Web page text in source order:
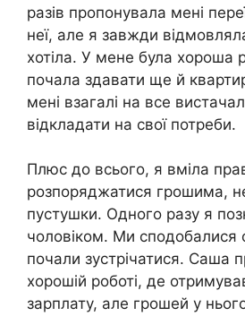
разів пропонувала мені
неї, але я завжди
хотіла. У мене була хороша
почала здавати ще й
мені взагалі на все
відкладати на свої потреби.
Плюс до всього, я вміла
розпоряджатися грошима,
пустушки. Одного разу я
чоловіком. Ми сподобалися
почали зустрічатися. Саша
хорошій роботі, де
зарплату, але грошей у